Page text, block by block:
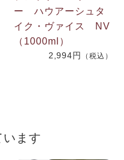
ー ハウアーシュタ
イク・ヴァイス NV
（1000ml）
2,994円 （税込）
ます